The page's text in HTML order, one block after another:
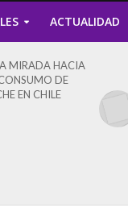
ACTUALIDAD
MIRADA HACIA
DE
EN CHILE